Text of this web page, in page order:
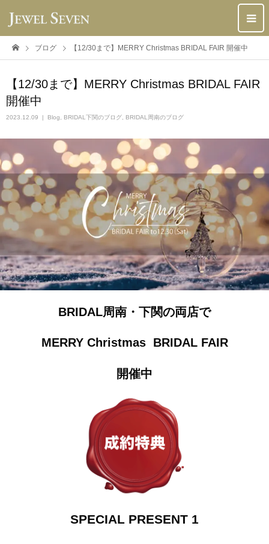
ブログ 【12/30まで】MERRY Christmas BRIDAL FAIR 開催中
【12/30まで】MERRY Christmas BRIDAL FAIR
開催中
2023.12.09 Blog BRIDAL下関のブログ BRIDAL周南のブログ
BRIDAL周南・下関の両店で
MERRY Christmas BRIDAL FAIR
開催中
SPECIAL PRESENT 1